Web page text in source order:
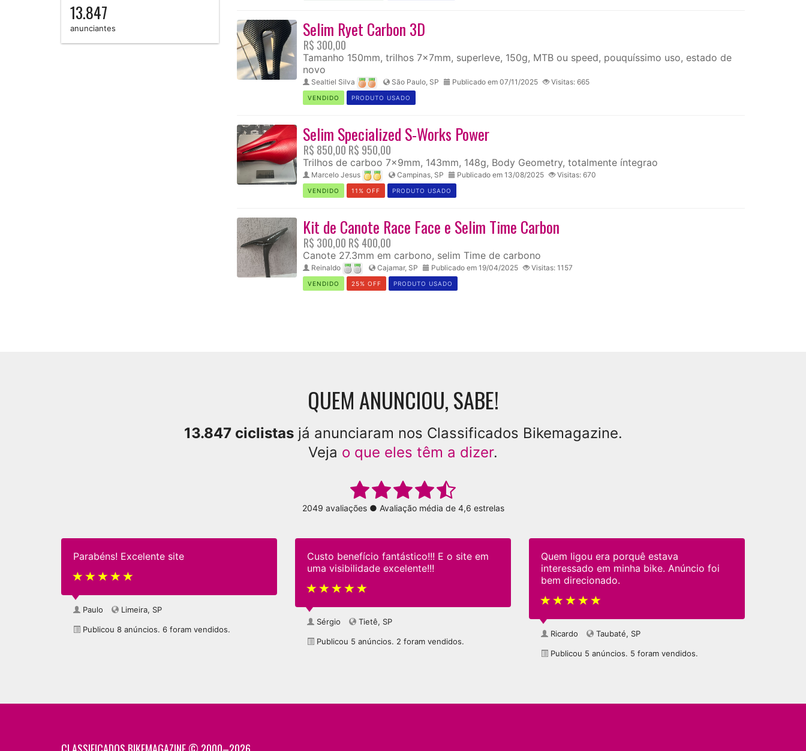
13.847
anunciantes Selim Ryet Carbon 3D
R$ 300,00
Tamanho 150mm, trilhos 7x7mm, superleve, 150g, MTB ou speed, pouquíssimo uso, estado de
novo
Sealtiel Silva São Paulo, SP Publicado em 07/11/2025 Visitas: 665
VENDIDO PRODUTO USADO
Selim Specialized S-Works Power
R$ 850,00 R$ 950,00
Trilhos de carboo 7x9mm, 143mm, 148g, Body Geometry, totalmente íntegrao
Marcelo Jesus Campinas, SP Publicado em 13/08/2025 Visitas: 670
VENDIDO 11% OFF PRODUTO USADO
Kit de Canote Race Face e Selim Time Carbon
R$ 300,00 R$ 400,00
Canote 27.3mm em carbono, selim Time de carbono
Reinaldo Cajamar, SP Publicado em 19/04/2025 Visitas: 1157
VENDIDO 25% OFF PRODUTO USADO
QUEM ANUNCIOU, SABE!
13.847 ciclistasjá anunciaram nos Classificados Bikemagazine.
Veja o que eles têm a dizer.
2049 avaliações ● Avaliação média de 4,6 estrelas
Parabéns! Excelente site
Paulo Limeira, SP
Publicou 8 anúncios. 6 foram vendidos.
Custo benefício fantástico!!! E o site em
uma visibilidade excelente!!!
Sérgio Tietê, SP
Publicou 5 anúncios. 2 foram vendidos.
Quem ligou era porquê estava
interessado em minha bike. Anúncio foi
bem direcionado.
Ricardo Taubaté, SP
Publicou 5 anúncios. 5 foram vendidos.